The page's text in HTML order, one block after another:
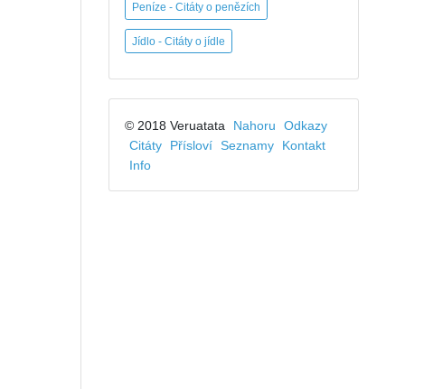
Peníze - Citáty o penězích
Jídlo - Citáty o jídle
© 2018 Veruatata Nahoru
Odkazy
Citáty
Přísloví Seznamy
Kontakt
Info